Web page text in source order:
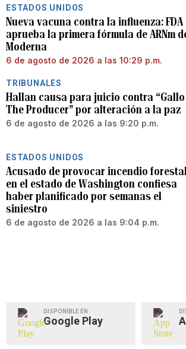
ESTADOS UNIDOS
Nueva vacuna contra la influenza: FDA
aprueba la primera fórmula de ARNm
Moderna
6 de agosto de 2026 a las 10:29 p.m.
TRIBUNALES
Hallan causa para juicio contra “Gallo
The Producer” por alteración a la paz
6 de agosto de 2026 a las 9:20 p.m.
ESTADOS UNIDOS
Acusado de provocar incendio forestal
en el estado de Washington confiesa
haber planificado por semanas el
siniestro
6 de agosto de 2026 a las 9:04 p.m.
DISPONIBLE EN
Google Play